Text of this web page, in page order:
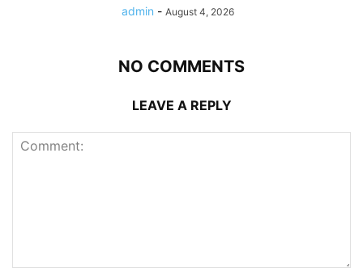
admin - August 4, 2026
NO COMMENTS
LEAVE A REPLY